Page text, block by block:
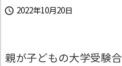
 2022年10月20日
親が子どもの大学受験